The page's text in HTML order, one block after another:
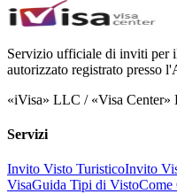
Servizio ufficiale di inviti per
autorizzato registrato presso
«iVisa» LLC / «Visa Center»
Servizi
Invito Visto TuristicoInvito
VisaGuida Tipi di VistoCome